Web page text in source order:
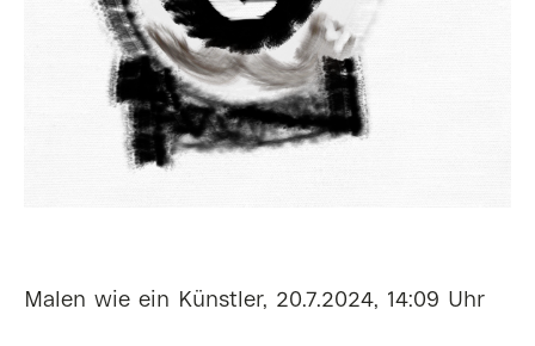
Malen wie ein Künstler, 20.7.2024, 14:09 Uhr